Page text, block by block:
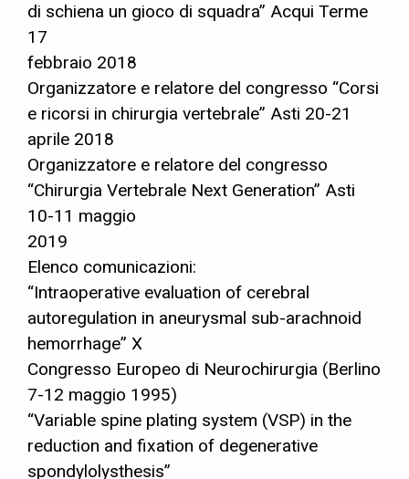
di schiena un gioco di squadra” Acqui Terme
17
febbraio 2018
Organizzatore e relatore del congresso “Corsi
e ricorsi in chirurgia vertebrale” Asti 20-21
aprile 2018
Organizzatore e relatore del congresso
“Chirurgia Vertebrale Next Generation” Asti
10-11 maggio
2019
Elenco comunicazioni:
“Intraoperative evaluation of cerebral
autoregulation in aneurysmal sub-arachnoid
hemorrhage” X
Congresso Europeo di Neurochirurgia (Berlino
7-12 maggio 1995)
“Variable spine plating system (VSP) in the
reduction and fixation of degenerative
spondylolysthesis”